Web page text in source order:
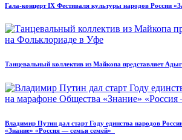
Гала-концерт IX Фестиваля культуры народов России
Танцевальный коллектив из Майкопа представляет
Владимир Путин дал старт Году единства народов
«Знание» «Россия — семья семей»